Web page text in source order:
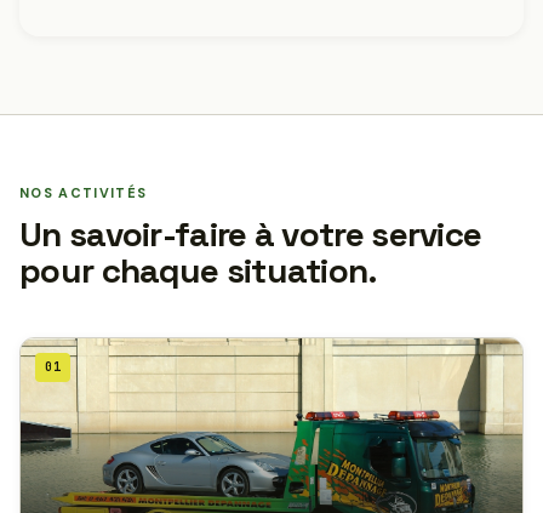
NOS ACTIVITÉS
Un savoir-faire à votre service
pour chaque situation.
01